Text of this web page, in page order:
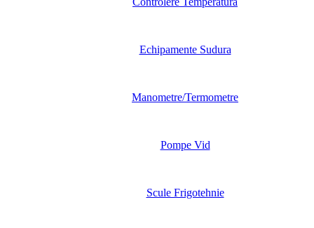
Echipamente Sudura
Manometre/Termometre
Pompe Vid
Scule Frigotehnie